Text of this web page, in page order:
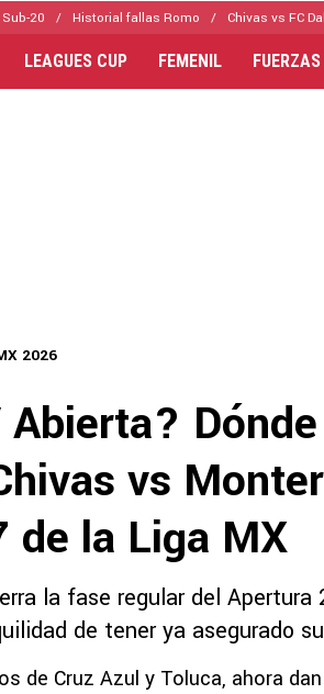
20 Historial fallas Romo Chivas vs FC
LEAGUES CUP FEMENIL
2026
vs
de la Liga MX
la fase regular del
de tener ya asegurado
de Cruz Azul y Toluca, ahora